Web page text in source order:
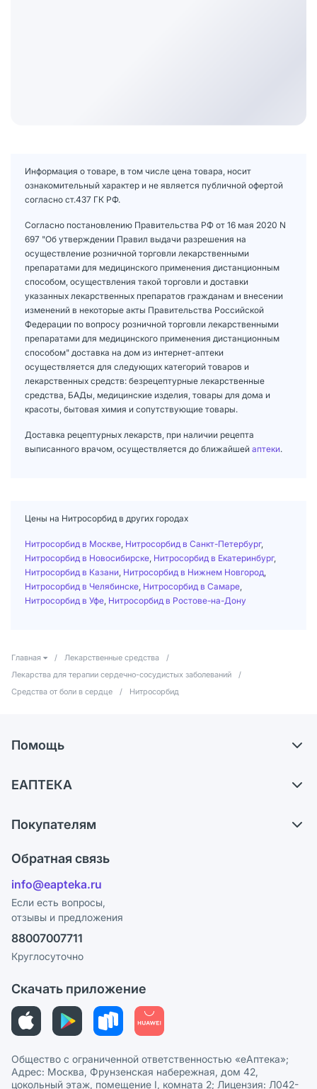
Информация о товаре, в том числе цена товара, носит
ознакомительный характер и не является публичной офертой
согласно ст.437 ГК РФ.
Согласно постановлению Правительства РФ от 16 мая 2020 N
697 "Об утверждении Правил выдачи разрешения на
осуществление розничной торговли лекарственными
препаратами для медицинского применения дистанционным
способом, осуществления такой торговли и доставки
указанных лекарственных препаратов гражданам и внесении
изменений в некоторые акты Правительства Российской
Федерации по вопросу розничной торговли лекарственными
препаратами для медицинского применения дистанционным
способом" доставка на дом из интернет-аптеки
осуществляется для следующих категорий товаров и
лекарственных средств: безрецептурные лекарственные
средства, БАДы, медицинские изделия, товары для дома и
красоты, бытовая химия и сопутствующие товары.
Доставка рецептурных лекарств, при наличии рецепта
выписанного врачом, осуществляется до ближайшей аптеки.
Цены на Нитросорбид в других городах
Нитросорбид в Москве Нитросорбид в Санкт-Петербург,
Нитросорбид в Новосибирске Нитросорбид в Екатеринбург,
Нитросорбид в Казани Нитросорбид в Нижнем Новгород
Нитросорбид в Челябинске Нитросорбид в Самаре
Нитросорбид в Уфе Нитросорбид в Ростове-на-Дону
Главная / Лекарственные средства
/
Лекарства для терапии сердечно-сосудистых заболеваний
/
Средства от боли в сердце
/ Нитросорбид
Помощь
Самовывоз из аптек
Ответы на вопросы
Блог
ЕАПТЕКА
Карьера
Поставщики
Лицензия
Реклама на сайте
Ваши товары на ЕАПТЕКЕ
Покупателям
Программа СберСпасибо
Политика конфиденциальности
Пользовательское соглашение
Политика рекомендаций
Этика и соответствие
Политика в отношении обработки персональных данных
Обратная связь
info@eapteka.ru
Если есть вопросы,
отзывы и предложения
88007007711
Круглосуточно
Скачать приложение
Общество с ограниченной ответственностью «еАптека»;
Адрес: Москва, Фрунзенская набережная, дом 42,
цокольный этаж, помещение I, комната 2; Лицензия: Л042-